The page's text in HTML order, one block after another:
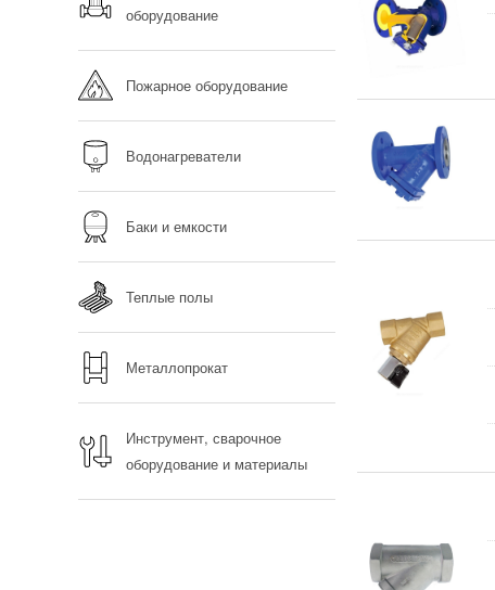
оборудование
Пожарное оборудование
Водонагреватели
Баки и емкости
Теплые полы
Металлопрокат
Инструмент, сварочное
оборудование и материалы